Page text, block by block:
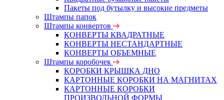
Пакеты под бутылку и высокие предметы
Штампы папок
Штампы конвертов
КОНВЕРТЫ КВАДРАТНЫЕ
КОНВЕРТЫ НЕСТАНДАРТНЫЕ
КОНВЕРТЫ ОБЪЕМНЫЕ
Штампы коробочек
КОРОБКИ КРЫШКА ДНО
КАРТОННЫЕ КОРОБКИ НА МАГНИТАХ
КАРТОННЫЕ КОРОБКИ
ПРОИЗВОЛЬНОЙ ФОРМЫ